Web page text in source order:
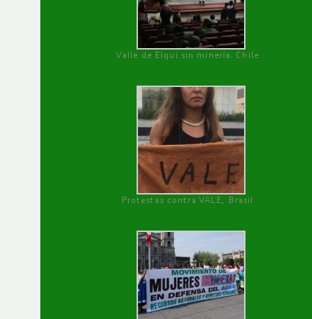
Valle de Elqui sin minería. Chile
Protestas contra VALE, Brasil